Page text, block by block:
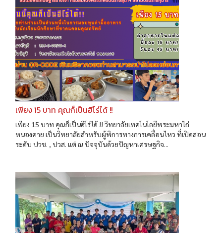
เพียง 15 บาท คุณก็เป็นฮีโร่ได้ !!
เพียง 15 บาท คุณก็เป็นฮีโร่ได้ !! วิทยาลัยเทคโนโลยีพระมหาไถ่
หนองคาย เป็นวิทยาลัยสำหรับผู้พิการทางการเคลื่อนไหว ที่เปิดสอน
ระดับ ปวช. , ปวส. แต่ ณ ปัจจุบันด้วยปัญหาเศรษฐกิจ...